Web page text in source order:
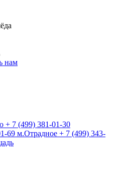
нам
+ 7 (499) 381-01-30
69 м.Отрадное + 7 (499) 343-